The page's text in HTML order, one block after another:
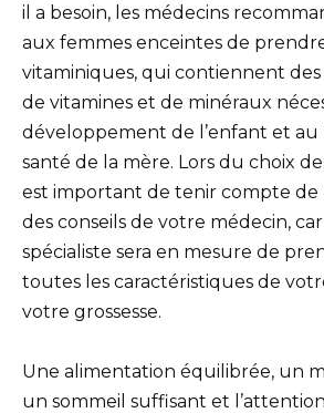
il a besoin, les médecins
aux femmes enceintes de
vitaminiques, qui contiennent des
de vitamines et de minéraux
développement de l’enfant et au
santé de la mère. Lors du choix de
est important de tenir compte de
des conseils de votre médecin,
spécialiste sera en mesure de
toutes les caractéristiques de
votre grossesse.
Une alimentation équilibrée, un
un sommeil suffisant et